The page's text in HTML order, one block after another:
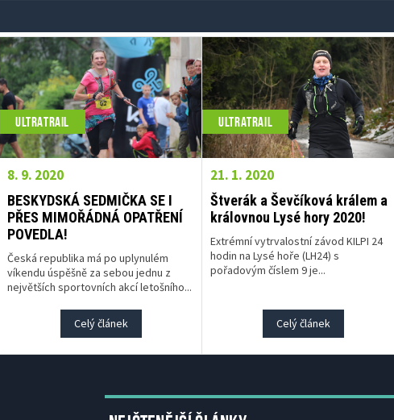
ULTRATRAIL
8. 9. 2020
BESKYDSKÁ SEDMIČKA SE I
PŘES MIMOŘÁDNÁ OPATŘENÍ
POVEDLA!
Česká republika má po uplynulém
víkendu úspěšně za sebou jednu z
největších sportovních akcí letošního...
Celý článek
ULTRATRAIL
21. 1. 2020
Štverák a Ševčíková králem a
královnou Lysé hory 2020!
Extrémní vytrvalostní závod KILPI 24
hodin na Lysé hoře (LH24) s
pořadovým číslem 9 je...
Celý článek